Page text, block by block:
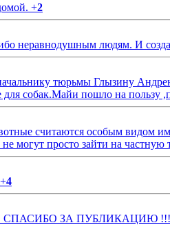
+2
неравнодушным людям. И
тюрьмы Глызину
для собак.Майи пошло на пользу
считаются особым видом
могут просто зайти на частную
+4
ЗА ПУБЛИКАЦИЮ !!!